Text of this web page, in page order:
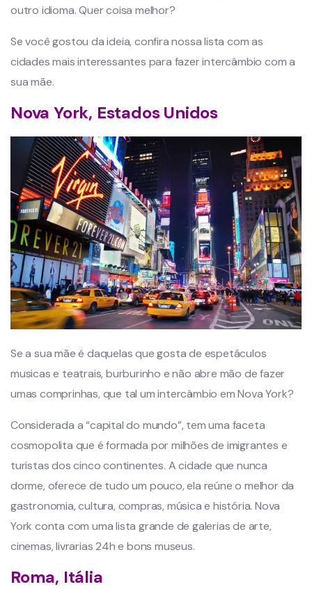
outro idioma. Quer coisa melhor?
Se você gostou da ideia, confira nossa lista com as
cidades mais interessantes para fazer intercâmbio com a
sua mãe.
Nova York, Estados Unidos
Se a sua mãe é daquelas que gosta de espetáculos
musicas e teatrais, burburinho e não abre mão de fazer
umas comprinhas, que tal um intercâmbio em Nova York?
Considerada a “capital do mundo”, tem uma faceta
cosmopolita que é formada por milhões de imigrantes e
turistas dos cinco continentes. A cidade que nunca
dorme, oferece de tudo um pouco, ela reúne o melhor da
gastronomia, cultura, compras, música e história. Nova
York conta com uma lista grande de galerias de arte,
cinemas, livrarias 24h e bons museus.
Roma, Itália